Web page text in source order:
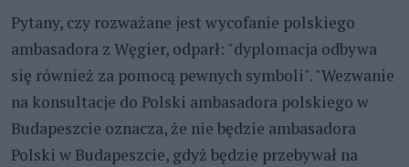
Pytany, czy rozważane jest wycofanie polskiego
ambasadora z Węgier, odparł: "dyplomacja odbywa
się również za pomocą pewnych symboli". "Wezwanie
na konsultacje do Polski ambasadora polskiego w
Budapeszcie oznacza, że nie będzie ambasadora
Polski w Budapeszcie, gdyż będzie przebywał na